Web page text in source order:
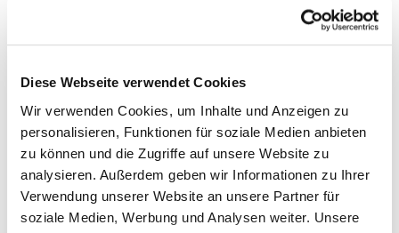
Diese Webseite verwendet Cookies
Wir verwenden Cookies, um Inhalte und Anzeigen zu
personalisieren, Funktionen für soziale Medien anbieten
zu können und die Zugriffe auf unsere Website zu
analysieren. Außerdem geben wir Informationen zu Ihrer
Verwendung unserer Website an unsere Partner für
soziale Medien, Werbung und Analysen weiter. Unsere
Preise inkl. MwSt.zzgl. Versandkosten
Lieferzeit: 4 - 8 Werktage
Produkt Anzahl: Gib den gewünschten
In den Warenkorb